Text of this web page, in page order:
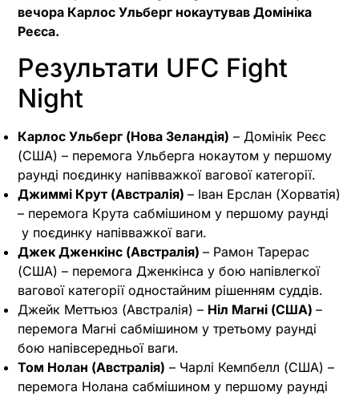
вечора Карлос Ульберг нокаутував Домініка
Реєса.
Результати UFC Fight
Night
Карлос Ульберг (Нова Зеландія) – Домінік Реєс
(США) – перемога Ульберга нокаутом у першому
раунді поєдинку напівважкої вагової категорії.
Джиммі Крут (Австралія) – Іван Ерслан (Хорватія)
– перемога Крута сабмішином у першому раунді
у поєдинку напівважкої ваги.
Джек Дженкінс (Австралія) – Рамон Тарерас
(США) – перемога Дженкінса у бою напівлегкої
вагової категорії одностайним рішенням суддів.
Джейк Меттьюз (Австралія) – Ніл Магні (США) –
перемога Магні сабмішином у третьому раунді
бою напівсередньої ваги.
Том Нолан (Австралія) – Чарлі Кемпбелл (США) –
перемога Нолана сабмішином у першому раунді